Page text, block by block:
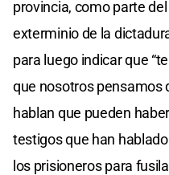
provincia, como parte
exterminio de la
para luego indicar que
que nosotros pensamos
hablan que pueden
testigos que han
los prisioneros para